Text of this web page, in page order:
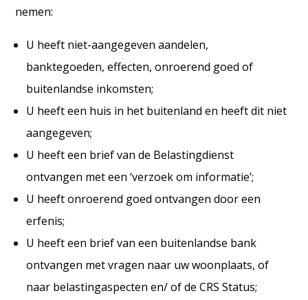
nemen:
U heeft niet-aangegeven aandelen,
banktegoeden, effecten, onroerend goed of
buitenlandse inkomsten;
U heeft een huis in het buitenland en heeft dit niet
aangegeven;
U heeft een brief van de Belastingdienst
ontvangen met een ‘verzoek om informatie’;
U heeft onroerend goed ontvangen door een
erfenis;
U heeft een brief van een buitenlandse bank
ontvangen met vragen naar uw woonplaats, of
naar belastingaspecten en/ of de CRS Status;